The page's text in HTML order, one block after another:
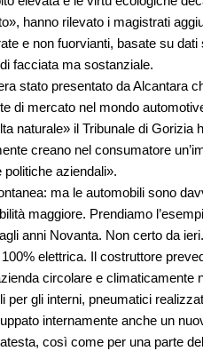
hanno rilevato i magistrati
e non fuorvianti, basate su
facciata ma sostanziale.
stato presentato da Alcantara
di mercato nel mondo
naturale» il Tribunale di
creano nel consumatore
aziendali».
ma le automobili sono
maggiore. Prendiamo
anni Novanta. Non certo da
elettrica. Il costruttore
circolare e climaticamente
per gli interni, pneumatici
internamente anche un
così come per una parte